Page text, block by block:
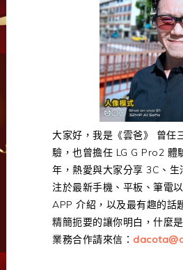
大家好，我是《雲爸》 曾任
驗，也曾擔任 LG G Pro2 體
年，熱愛與大家分享 3C、
注於最新手機、平板、筆電
APP 介紹，以及最有趣的話
精簡扼要的讓你明白，什麼
業務合作請來信：